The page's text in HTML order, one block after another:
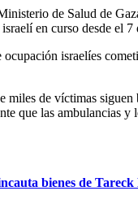
de Salud de
en curso desde el
israelíes
de víctimas siguen
que las ambulancias y
bienes de Tareck